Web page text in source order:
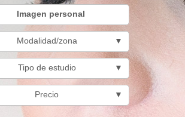
Imagen personal
Modalidad/zona ▼
Tipo de estudio ▼
Precio ▼